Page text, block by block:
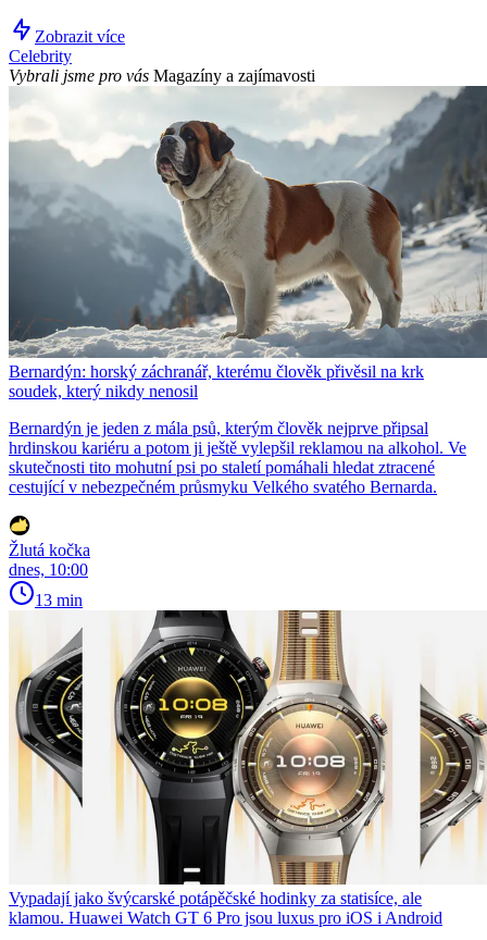
Zobrazit více
Celebrity
Vybrali jsme pro vás Magazíny a zajímavosti
Bernardýn: horský záchranář, kterému člověk přivěsil na krk
soudek, který nikdy nenosil
Bernardýn je jeden z mála psů, kterým člověk nejprve připsal
hrdinskou kariéru a potom ji ještě vylepšil reklamou na alkohol. Ve
skutečnosti tito mohutní psi po staletí pomáhali hledat ztracené
cestující v nebezpečném průsmyku Velkého svatého Bernarda.
Žlutá kočka
dnes, 10:00
13 min
Vypadají jako švýcarské potápěčské hodinky za statisíce, ale
klamou. Huawei Watch GT 6 Pro jsou luxus pro iOS i Android